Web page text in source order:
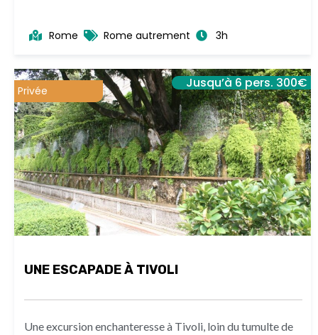
Rome Rome autrement 3h
Jusqu’à 6 pers. 300€
Privée
UNE ESCAPADE À TIVOLI
Une excursion enchanteresse à Tivoli, loin du tumulte de